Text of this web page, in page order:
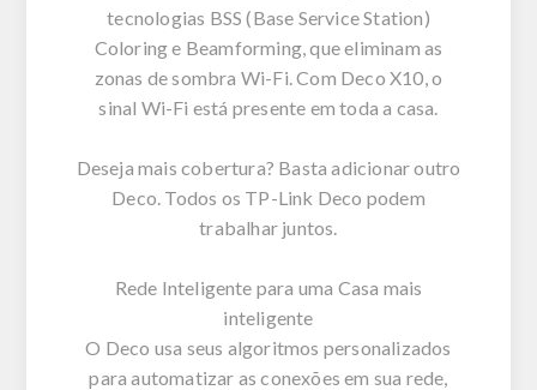
tecnologias BSS (Base Service Station)
Coloring e Beamforming, que eliminam as
zonas de sombra Wi-Fi. Com Deco X10, o
sinal Wi-Fi está presente em toda a casa.
Deseja mais cobertura? Basta adicionar outro
Deco. Todos os TP-Link Deco podem
trabalhar juntos.
Rede Inteligente para uma Casa mais
inteligente
O Deco usa seus algoritmos personalizados
para automatizar as conexões em sua rede,